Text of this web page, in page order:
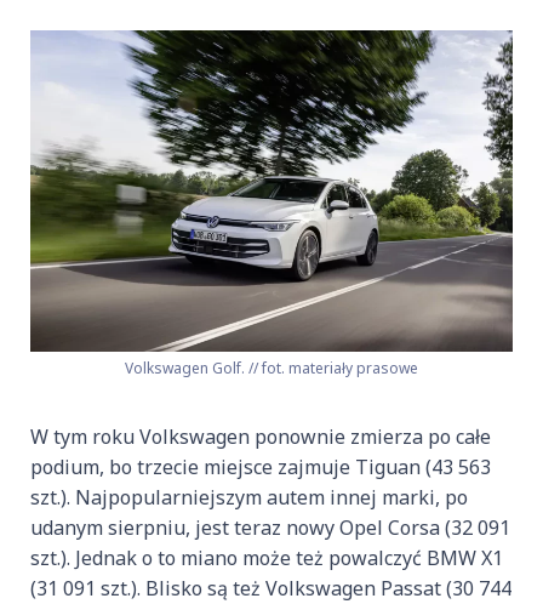
Volkswagen Golf. // fot. materiały prasowe
W tym roku Volkswagen ponownie zmierza po całe
podium, bo trzecie miejsce zajmuje Tiguan (43 563
szt.). Najpopularniejszym autem innej marki, po
udanym sierpniu, jest teraz nowy Opel Corsa (32 091
szt.). Jednak o to miano może też powalczyć BMW X1
(31 091 szt.). Blisko są też Volkswagen Passat (30 744